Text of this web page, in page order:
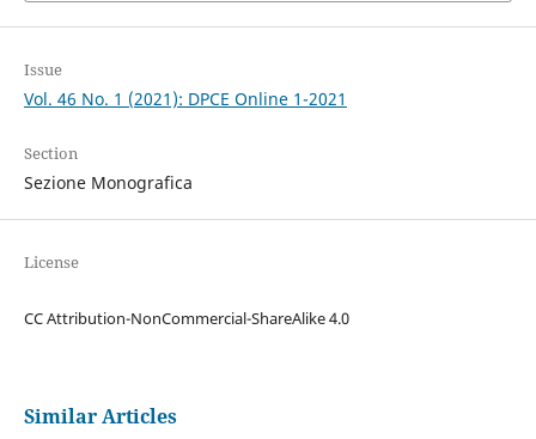
Issue
Vol. 46 No. 1 (2021): DPCE Online 1-2021
Section
Sezione Monografica
License
CC Attribution-NonCommercial-ShareAlike 4.0
Similar Articles